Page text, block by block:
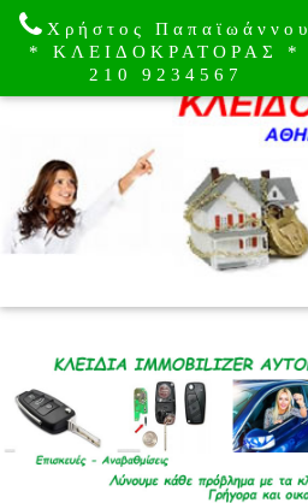
Χρήστος Παπαϊωάννου
* ΚΛΕΙΔΟΚΡΑΤΟΡΑΣ *
210 9234567